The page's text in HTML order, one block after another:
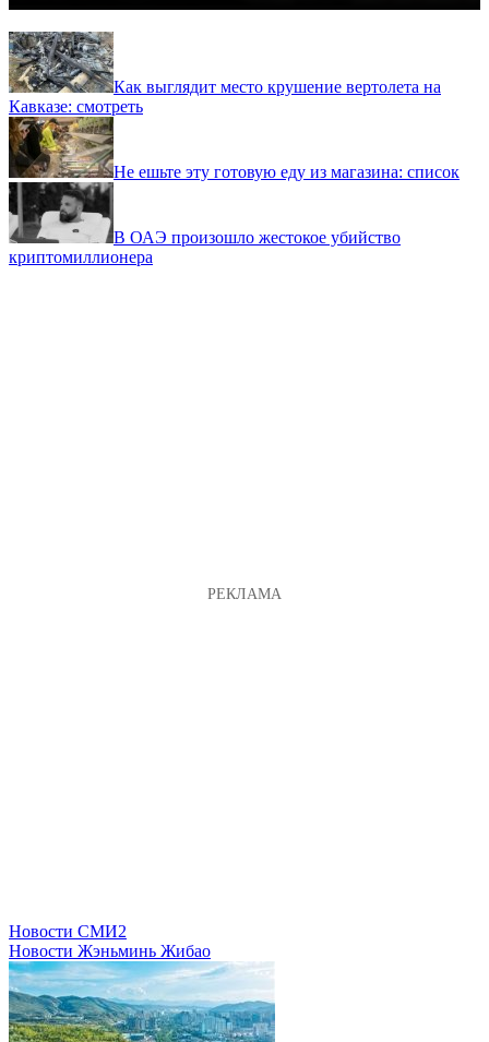
Как выглядит место крушение вертолета на
Кавказе: смотреть
Не ешьте эту готовую еду из магазина: список
В ОАЭ произошло жестокое убийство
криптомиллионера
Новости СМИ2
Новости Жэньминь Жибао